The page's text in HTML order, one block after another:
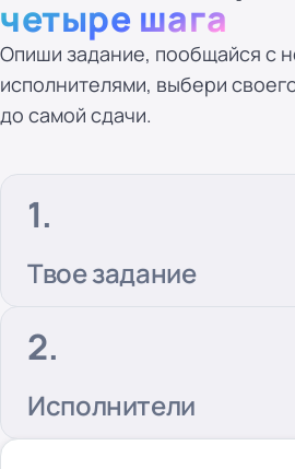
четыре шага
Опиши задание, пообщайся с
исполнителями, выбери
до самой сдачи.
Твое задание
Исполнители